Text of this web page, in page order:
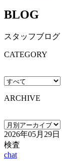
BLOG
スタッフブログ
CATEGORY
ARCHIVE
2026年05月29日
検査
chat